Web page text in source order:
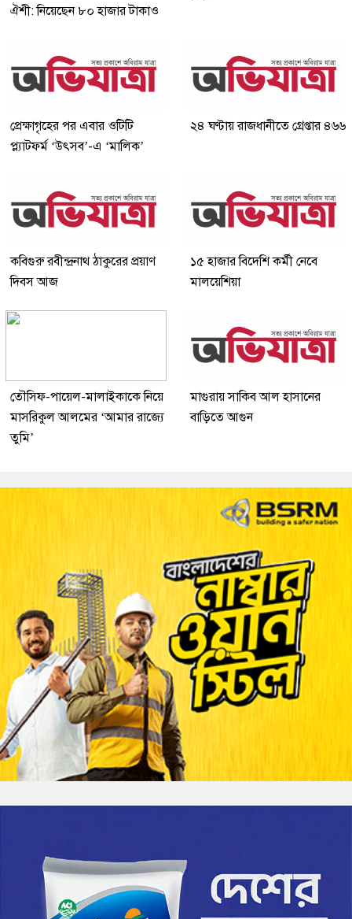
ঐশী: নিয়েছেন ৮০ হাজার টাকাও
প্রেক্ষাগৃহের পর এবার ওটিটি
প্ল্যাটফর্ম ‘উৎসব’-এ ‘মালিক’
২৪ ঘণ্টায় রাজধানীতে গ্রেপ্তার ৪৬৬
কবিগুরু রবীন্দ্রনাথ ঠাকুরের প্রয়াণ
দিবস আজ
১৫ হাজার বিদেশি কর্মী নেবে
মালয়েশিয়া
তৌসিফ-পায়েল-মালাইকাকে নিয়ে
মাসরিকুল আলমের ‘আমার রাজ্যে
তুমি’
মাগুরায় সাকিব আল হাসানের
বাড়িতে আগুন